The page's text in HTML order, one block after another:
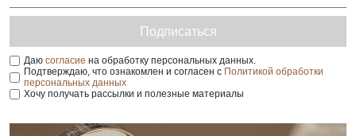
Подписаться
Даю согласие на обработку персональных данных.
Подтверждаю, что ознакомлен и согласен с Политикой обработки
персональных данных
Хочу получать рассылки и полезные материалы